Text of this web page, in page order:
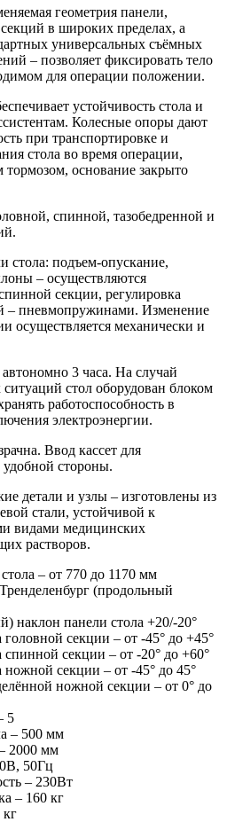
геометрия панели,
в широких пределах, а
универсальных съёмных
– позволяет фиксировать тело
для операции положении.
устойчивость стола и
Колесные опоры дают
при транспортировке и
стола во время операции,
основание закрыто
спинной, тазобедренной и
стола: подъем-опускание,
– осуществляются
секции, регулировка
– пневмопружинами. Изменение
осуществляется механически и
3 часа. На случай
стол оборудован блоком
работоспособность в
электроэнергии.
Ввод кассет для
стороны.
детали и узлы – изготовлены из
стали, устойчивой к
видами медицинских
растворов.
– от 770 до 1170 мм
(продольный
наклон панели стола +20/-20°
головной секции – от -45° до +45°
спинной секции – от -20° до +60°
ножной секции – от -45° до 45°
ножной секции – от 0° до
5
– 500 мм
2000 мм
50Гц
– 230Вт
– 160 кг
кг